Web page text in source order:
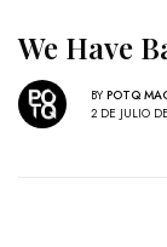
We Have
BY POTQ
2 DE JULIO